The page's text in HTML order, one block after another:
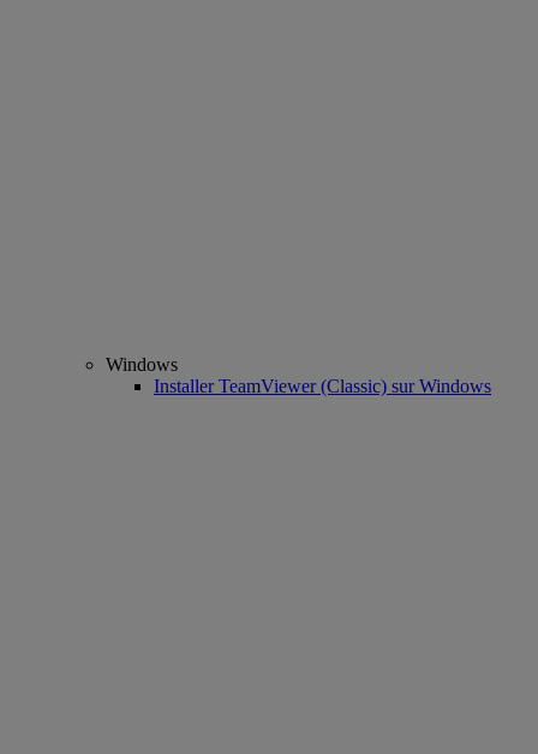
Windows
Installer TeamViewer (Classic) sur Windows